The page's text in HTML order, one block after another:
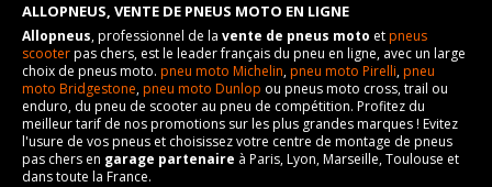
ALLOPNEUS, VENTE DE PNEUS MOTO EN LIGNE
Allopneus, professionnel de la vente de pneus moto etpneus
scooterpas chers, est le leader français du pneu en ligne, avec un large
choix de pneus moto. pneu moto Michelin,pneu moto Pirelli,pneu
moto Bridgestone,pneu moto Dunlop ou pneus moto cross, trail ou
enduro, du pneu de scooter au pneu de compétition. Profitez du
meilleur tarif de nos promotions sur les plus grandes marques ! Evitez
l'usure de vos pneus et choisissez votre centre de montage de pneus
pas chers en garage partenaire à Paris, Lyon, Marseille, Toulouse et
dans toute la France.